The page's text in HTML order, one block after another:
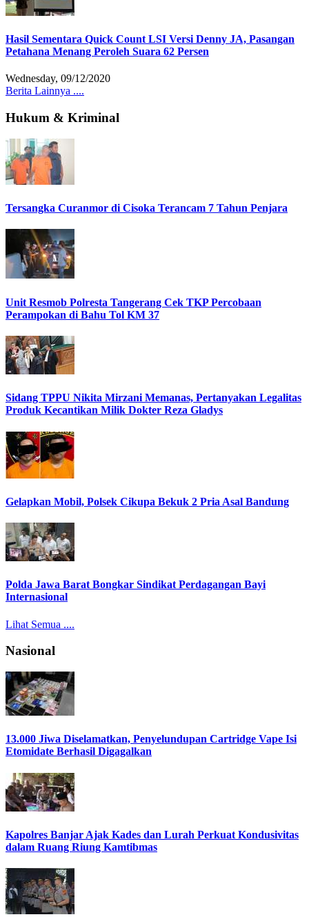
Hasil Sementara Quick Count LSI Versi Denny JA, Pasangan
Petahana Menang Peroleh Suara 62 Persen
Wednesday, 09/12/2020
Berita Lainnya ....
Hukum & Kriminal
Tersangka Curanmor di Cisoka Terancam 7 Tahun Penjara
Unit Resmob Polresta Tangerang Cek TKP Percobaan
Perampokan di Bahu Tol KM 37
Sidang TPPU Nikita Mirzani Memanas, Pertanyakan Legalitas
Produk Kecantikan Milik Dokter Reza Gladys
Gelapkan Mobil, Polsek Cikupa Bekuk 2 Pria Asal Bandung
Polda Jawa Barat Bongkar Sindikat Perdagangan Bayi
Internasional
Lihat Semua ....
Nasional
13.000 Jiwa Diselamatkan, Penyelundupan Cartridge Vape Isi
Etomidate Berhasil Digagalkan
Kapolres Banjar Ajak Kades dan Lurah Perkuat Kondusivitas
dalam Ruang Riung Kamtibmas